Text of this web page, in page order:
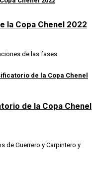
la Copa Chenel 2022
de las fases
de la Copa Chenel
de Guerrero y Carpintero y